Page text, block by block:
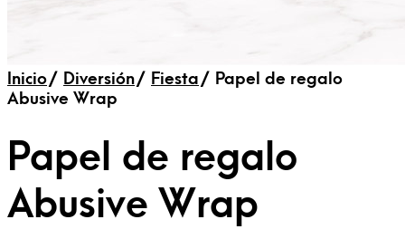
Inicio/ Diversión/ Fiesta/ Papel de regalo
Abusive Wrap
Papel de regalo
Abusive Wrap